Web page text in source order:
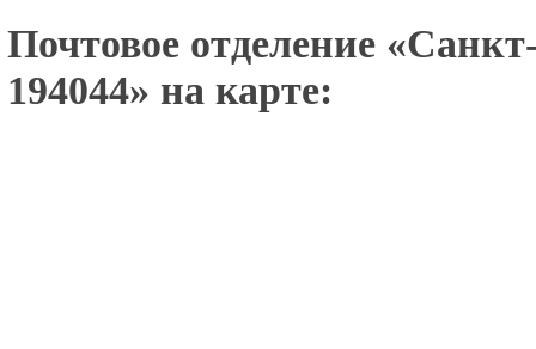
Почтовое отделение «
194044» на карте: